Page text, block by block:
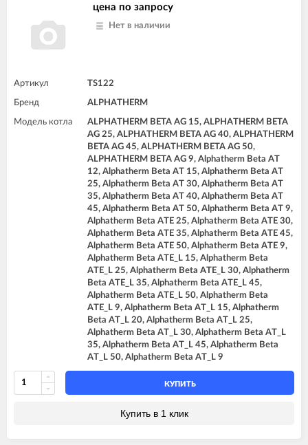
цена по запросу
Нет в наличии
Артикул TS122
Бренд ALPHATHERM
Модель котла
ALPHATHERM BETA AG 15, ALPHATHERM BETA
AG 25, ALPHATHERM BETA AG 40, ALPHATHERM
BETA AG 45, ALPHATHERM BETA AG 50,
ALPHATHERM BETA AG 9, Alphatherm Beta AT
12, Alphatherm Beta AT 15, Alphatherm Beta AT
25, Alphatherm Beta AT 30, Alphatherm Beta AT
35, Alphatherm Beta AT 40, Alphatherm Beta AT
45, Alphatherm Beta AT 50, Alphatherm Beta AT 9,
Alphatherm Beta ATE 25, Alphatherm Beta ATE 30,
Alphatherm Beta ATE 35, Alphatherm Beta ATE 45,
Alphatherm Beta ATE 50, Alphatherm Beta ATE 9,
Alphatherm Beta ATE_L 15, Alphatherm Beta
ATE_L 25, Alphatherm Beta ATE_L 30, Alphatherm
Beta ATE_L 35, Alphatherm Beta ATE_L 45,
Alphatherm Beta ATE_L 50, Alphatherm Beta
ATE_L 9, Alphatherm Beta AT_L 15, Alphatherm
Beta AT_L 20, Alphatherm Beta AT_L 25,
Alphatherm Beta AT_L 30, Alphatherm Beta AT_L
35, Alphatherm Beta AT_L 45, Alphatherm Beta
AT_L 50, Alphatherm Beta AT_L 9
КУПИТЬ
Купить в 1 клик